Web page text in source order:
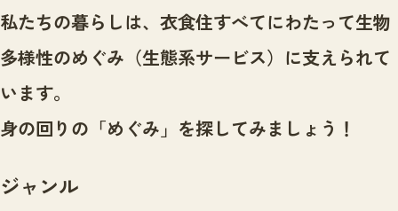
センター紹介TOP
サイトポリシー
ニュース
いきものガイド
いきものガイドTOP
生物多様性のめぐみ
イベント
調査レポート
私たちの暮らしは、衣食住すべてにわたって生物
多様性のめぐみ（生態系サービス）に支えられて
います。
身の回りの「めぐみ」を探してみましょう！
ジャンル